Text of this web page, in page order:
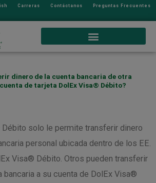
Carreras Contáctanos Preguntas Frecuentes
dinero de la cuenta bancaria de otra
de tarjeta DolEx Visa® Débito?
solo le permite transferir dinero
personal ubicada dentro de los EE.
Visa® Débito. Otros pueden transferir
bancaria a su cuenta de DolEx Visa®